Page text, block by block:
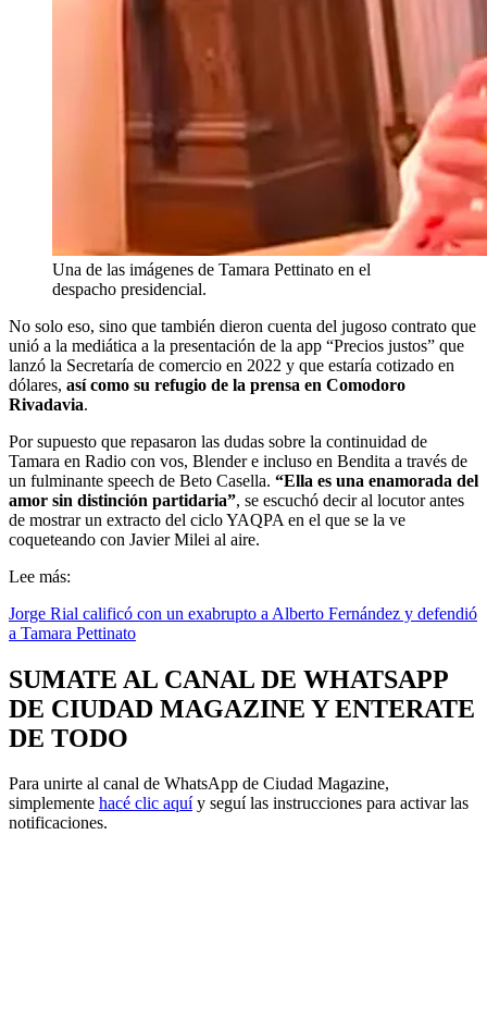
Una de las imágenes de Tamara Pettinato en el
despacho presidencial.
No solo eso, sino que también dieron cuenta del jugoso contrato que
unió a la mediática a la presentación de la app “Precios justos” que
lanzó la Secretaría de comercio en 2022 y que estaría cotizado en
dólares, así como su refugio de la prensa en Comodoro
Rivadavia.
Por supuesto que repasaron las dudas sobre la continuidad de
Tamara en Radio con vos, Blender e incluso en Bendita a través de
un fulminante speech de Beto Casella. “Ella es una enamorada del
amor sin distinción partidaria”, se escuchó decir al locutor antes
de mostrar un extracto del ciclo YAQPA en el que se la ve
coqueteando con Javier Milei al aire.
Lee más:
Jorge Rial calificó con un exabrupto a Alberto Fernández y defendió
a Tamara Pettinato
SUMATE AL CANAL DE WHATSAPP
DE CIUDAD MAGAZINE Y ENTERATE
DE TODO
Para unirte al canal de WhatsApp de Ciudad Magazine,
simplemente hacé clic aquíy seguí las instrucciones para activar las
notificaciones.